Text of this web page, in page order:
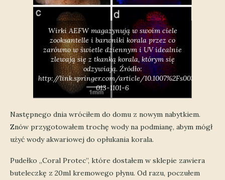
Wirki AEFW magazynują w swoim ciele
zooksantelle i barwniki korala przez co
zarówno w świetle dziennym i UV idealnie
zlewają się z tkanką korala, którym się
odzywiają. Źródło:
http://link.springer.com/article/10.1007%2Fs00338-
013-1101-6
Następnego dnia wróciłem do domu z nowym nabytkiem.
Znów przygotowałem trochę wody na podmianę, abym mógł
użyć wody akwariowej do opłukania korala.
Pudełko „Coral Protec”, które dostałem w sklepie zawiera
buteleczkę z 20ml kremowego płynu. Od razu, poczułem